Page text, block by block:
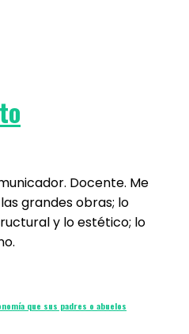
Docente. Me
grandes obras; lo
y lo estético; lo
que sus padres o abuelos